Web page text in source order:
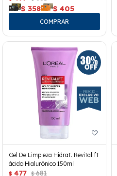
$ 358 $ 405
Gel De Limpieza Hidrat. Revitalift
ácido Hialurónico 150ml
$ 477 $ 681